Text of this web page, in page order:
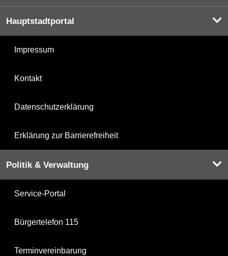
Hauptstadtportal
Impressum
Kontakt
Datenschutzerklärung
Erklärung zur Barrierefreiheit
Politik & Verwaltung
Service-Portal
Bürgertelefon 115
Terminvereinbarung